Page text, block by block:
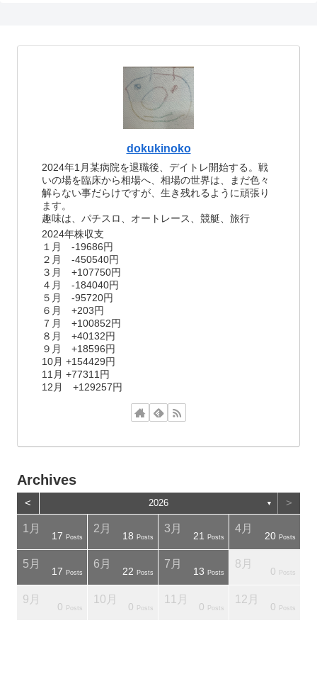
dokukinoko
2024年1月某病院を退職後、デイトレ開始する。戦
いの場を臨床から相場へ、相場の世界は、まだ色々
解らない事だらけですが、生き残れるように頑張り
ます。
趣味は、パチスロ、オートレース、競艇、旅行
2024年株収支
１月 -19686円
２月 -450540円
３月 +107750円
４月 -184040円
５月 -95720円
６月 +203円
７月 +100852円
８月 +40132円
９月 +18596円
10月 +154429円
11月 +77311円
12月 +129257円
Archives
< 2026 ▼ >
1月
17 Posts
2月
18 Posts
3月
21 Posts
4月
20 Posts
5月
17 Posts
6月
22 Posts
7月
13 Posts
8月
0 Posts
9月
0 Posts
10月
0 Posts
11月
0 Posts
12月
0 Posts